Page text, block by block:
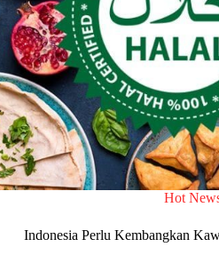
Hot
Indonesia Perlu Kembangkan